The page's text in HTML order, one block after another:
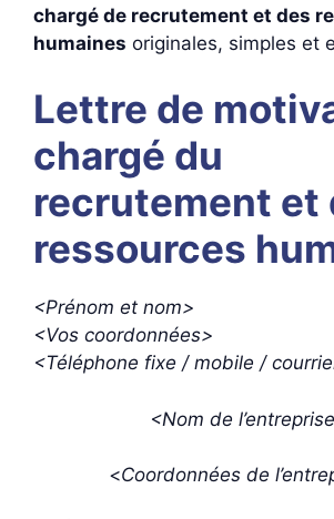
chargé de recrutement et des
humaines originales, simples et
Lettre de
chargé du
recrutement et
ressources
<Prénom et nom>
<Vos coordonnées>
<Téléphone fixe / mobile /
<Nom de
<Coordonnées de